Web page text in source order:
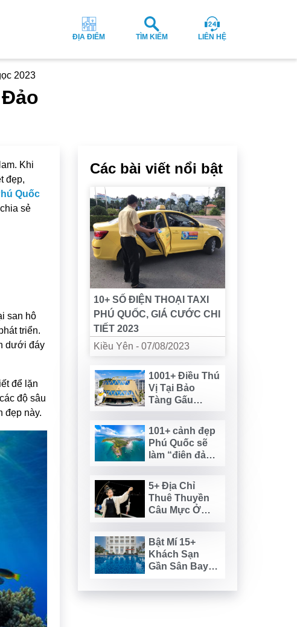
ĐỊA ĐIỂM TÌM KIẾM LIÊN HỆ
2023
Khi
đẹp,
Quốc
sẻ
san hô
triển.
dưới đáy
để lặn
độ sâu
đẹp này.
Các bài viết nổi bật
10+ SỐ ĐIỆN THOẠI TAXI
PHÚ QUỐC, GIÁ CƯỚC CHI
TIẾT 2023
Kiều Yên - 07/08/2023
1001+ Điều Thú
Vị Tại Bảo
Tàng Gấu
101+ cảnh đẹp
Phú Quốc sẽ
làm “điên đảo”
5+ Địa Chỉ
Thuê Thuyền
Câu Mực Ở
Bật Mí 15+
Khách Sạn
Gần Sân Bay
2023